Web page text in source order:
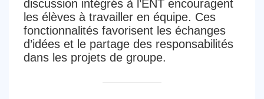
discussion intégrés à l’ENT encouragent
les élèves à travailler en équipe. Ces
fonctionnalités favorisent les échanges
d’idées et le partage des responsabilités
dans les projets de groupe.